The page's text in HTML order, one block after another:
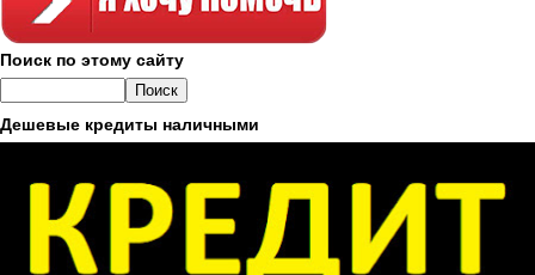
Поиск по этому сайту
Дешевые кредиты наличными